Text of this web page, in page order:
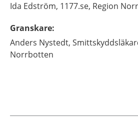
Ida Edström, 1177.se, Region
Granskare:
Anders Nystedt,
Norrbotten